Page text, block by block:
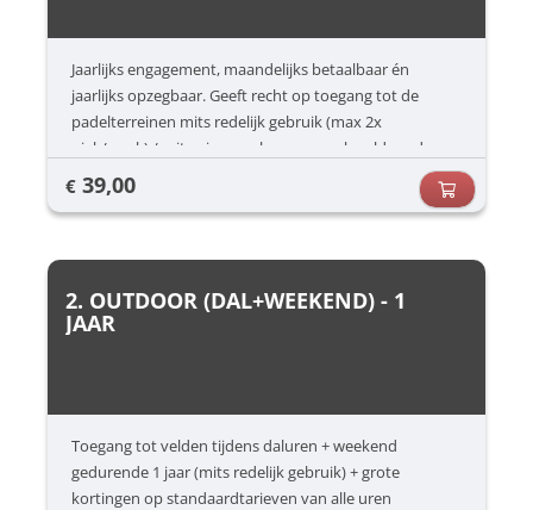
Jaarlijks engagement, maandelijks betaalbaar én
jaarlijks opzegbaar. Geeft recht op toegang tot de
padelterreinen mits redelijk gebruik (max 2x
piek/week) / mits nieuwe abonnees ook voldoende
kunnen spelen én onder voorbehoud van
terugkerende no-show. Deze kan ten allen tijde worden
€ 39,00
2. OUTDOOR (DAL+WEEKEND) - 1
JAAR
Toegang tot velden tijdens daluren + weekend
gedurende 1 jaar (mits redelijk gebruik) + grote
kortingen op standaardtarieven van alle uren